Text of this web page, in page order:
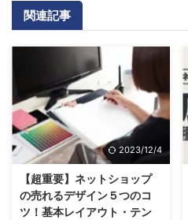
関連記事
2023/12/4
【超重要】ネットショップ
の売れるデザイン５つのコ
ツ！基本レイアウト・テン